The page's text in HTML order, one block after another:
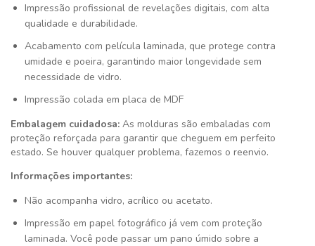
Impressão profissional de revelações digitais, com alta
qualidade e durabilidade.
Acabamento com película laminada, que protege contra
umidade e poeira, garantindo maior longevidade sem
necessidade de vidro.
Impressão colada em placa de MDF
Embalagem cuidadosa: As molduras são embaladas com
proteção reforçada para garantir que cheguem em perfeito
estado. Se houver qualquer problema, fazemos o reenvio.
Informações importantes:
Não acompanha vidro, acrílico ou acetato.
Impressão em papel fotográfico já vem com proteção
laminada. Você pode passar um pano úmido sobre a